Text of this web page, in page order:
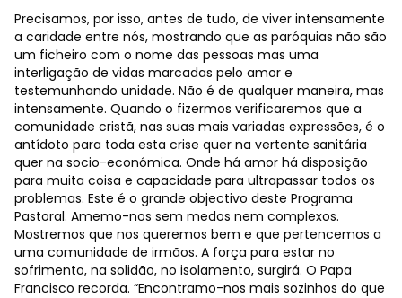
Precisamos, por isso, antes de tudo, de viver intensamente
a caridade entre nós, mostrando que as paróquias não são
um ficheiro com o nome das pessoas mas uma
interligação de vidas marcadas pelo amor e
testemunhando unidade. Não é de qualquer maneira, mas
intensamente. Quando o fizermos verificaremos que a
comunidade cristã, nas suas mais variadas expressões, é o
antídoto para toda esta crise quer na vertente sanitária
quer na socio-económica. Onde há amor há disposição
para muita coisa e capacidade para ultrapassar todos os
problemas. Este é o grande objectivo deste Programa
Pastoral. Amemo-nos sem medos nem complexos.
Mostremos que nos queremos bem e que pertencemos a
uma comunidade de irmãos. A força para estar no
sofrimento, na solidão, no isolamento, surgirá. O Papa
Francisco recorda. “Encontramo-nos mais sozinhos do que